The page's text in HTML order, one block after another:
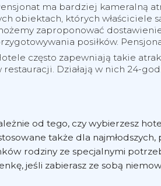
ma bardziej kameralną
obiektach, których właściciele
zaproponować
posiłków.
często zapewniają takie
restauracji. Działają w nich 24-
od tego, czy wybierzesz
także dla
rodziny ze specjalnymi
jeśli zabierasz ze sobą